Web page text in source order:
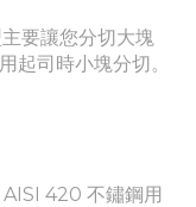
要讓您分切大塊
起司時小塊分切。
420 不鏽鋼用